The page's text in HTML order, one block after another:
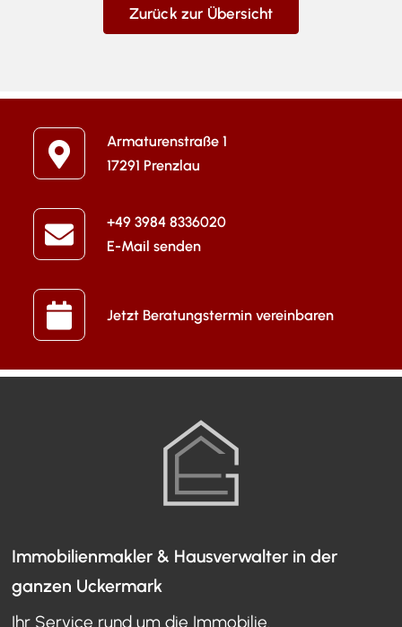
Zurück zur Übersicht
Armaturenstraße 1
17291 Prenzlau
+49 3984 8336020
E-Mail senden
Jetzt Beratungstermin vereinbaren
Immobilienmakler & Hausverwalter in der
ganzen Uckermark
Ihr Service rund um die Immobilie.